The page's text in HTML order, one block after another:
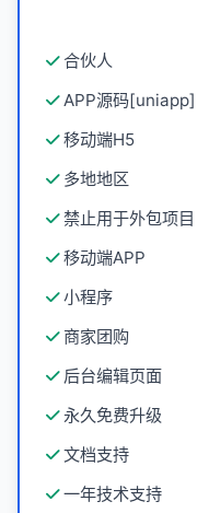
合伙人
APP源码[uniapp]
移动端H5
多地地区
禁止用于外包项目
移动端APP
小程序
商家团购
后台编辑页面
永久免费升级
文档支持
一年技术支持